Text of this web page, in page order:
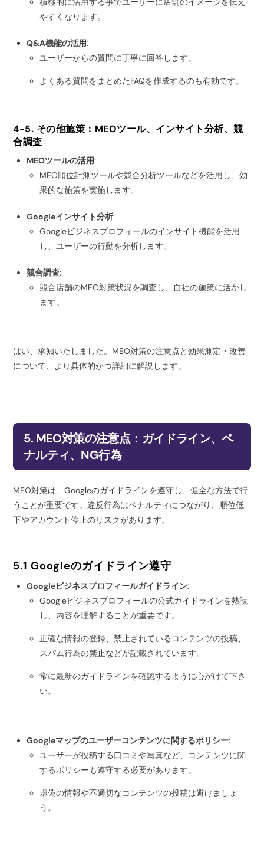
やすくなります。
Q&A機能の活用:
ユーザーからの質問に丁寧に回答します。
よくある質問をまとめたFAQを作成するのも有効です。
4-5. その他施策：MEOツール、インサイト分析、競
合調査
MEOツールの活用:
MEO順位計測ツールや競合分析ツールなどを活用し、効
果的な施策を実施します。
Googleインサイト分析:
Googleビジネスプロフィールのインサイト機能を活用
し、ユーザーの行動を分析します。
競合調査:
競合店舗のMEO対策状況を調査し、自社の施策に活かし
ます。
はい、承知いたしました。MEO対策の注意点と効果測定・改善
について、より具体的かつ詳細に解説します。
5. MEO対策の注意点：ガイドライン、ペ
ナルティ、NG行為
MEO対策は、Googleのガイドラインを遵守し、健全な方法で行
うことが重要です。違反行為はペナルティにつながり、順位低
下やアカウント停止のリスクがあります。
5.1 Googleのガイドライン遵守
Googleビジネスプロフィールガイドライン:
Googleビジネスプロフィールの公式ガイドラインを熟読
し、内容を理解することが重要です。
正確な情報の登録、禁止されているコンテンツの投稿、
スパム行為の禁止などが記載されています。
常に最新のガイドラインを確認するように心がけて下さ
い。
Googleマップのユーザーコンテンツに関するポリシー:
ユーザーが投稿する口コミや写真など、コンテンツに関
するポリシーも遵守する必要があります。
虚偽の情報や不適切なコンテンツの投稿は避けましょ
う。